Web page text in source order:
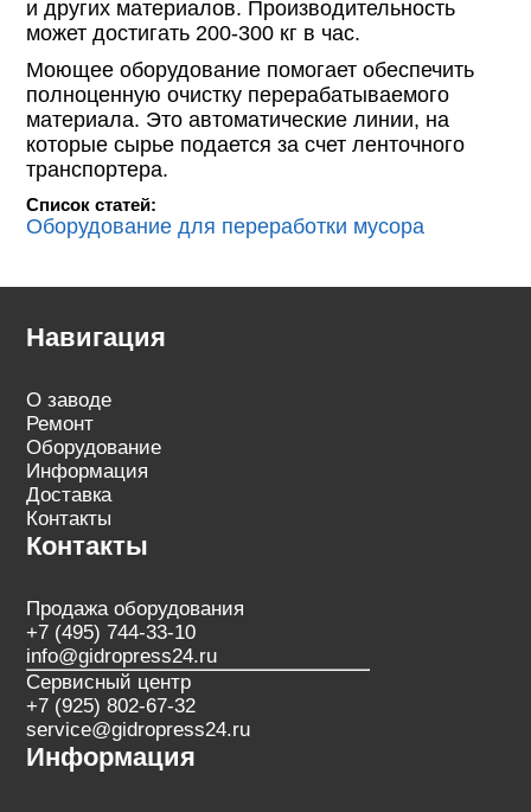
и других материалов. Производительность
может достигать 200-300 кг в час.
Моющее оборудование помогает обеспечить
полноценную очистку перерабатываемого
материала. Это автоматические линии, на
которые сырье подается за счет ленточного
транспортера.
Список статей:
Оборудование для переработки мусора
Навигация
О заводе
Ремонт
Оборудование
Информация
Доставка
Контакты
Контакты
Продажа оборудования
+7 (495) 744-33-10
info@gidropress24.ru
Сервисный центр
+7 (925) 802-67-32
service@gidropress24.ru
Информация